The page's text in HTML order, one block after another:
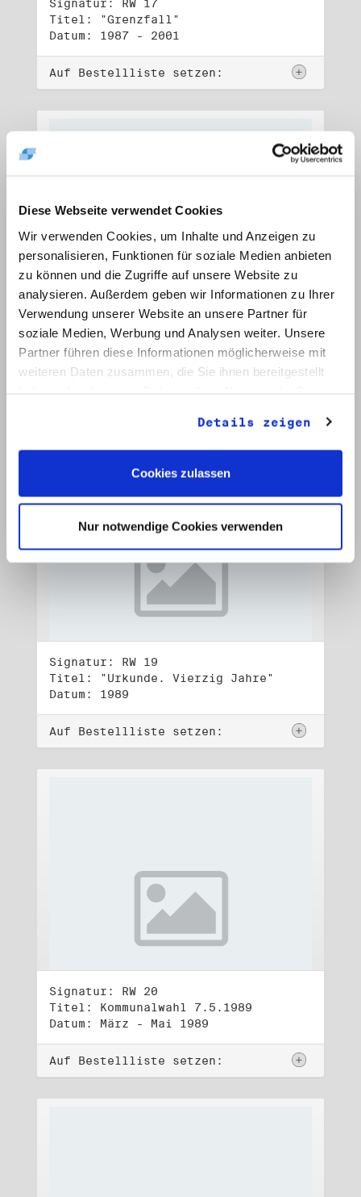
Diese Webseite verwendet Cookies
Wir verwenden Cookies, um Inhalte und Anzeigen zu
personalisieren, Funktionen für soziale Medien anbieten
zu können und die Zugriffe auf unsere Website zu
analysieren. Außerdem geben wir Informationen zu Ihrer
Verwendung unserer Website an unsere Partner für
soziale Medien, Werbung und Analysen weiter. Unsere
Partner führen diese Informationen möglicherweise mit
weiteren Daten zusammen, die Sie ihnen bereitgestellt
Details zeigen
Cookies zulassen
Nur notwendige Cookies verwenden
Signatur: RW 17
Titel: "Grenzfall"
Datum: 1987 - 2001
Auf Bestellliste setzen:
Signatur: RW 18
Titel: "Ostkreuz"
Datum: 1989
Signatur: RW 19
Titel: "Urkunde. Vierzig Jahre"
Datum: 1989
Auf Bestellliste setzen:
Signatur: RW 20
Titel: Kommunalwahl 7.5.1989
Datum: März - Mai 1989
Auf Bestellliste setzen: